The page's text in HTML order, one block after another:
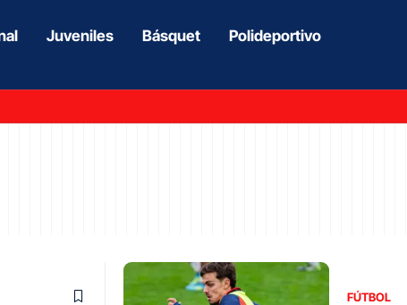
Juveniles Básquet Polideportivo
FÚTBOL